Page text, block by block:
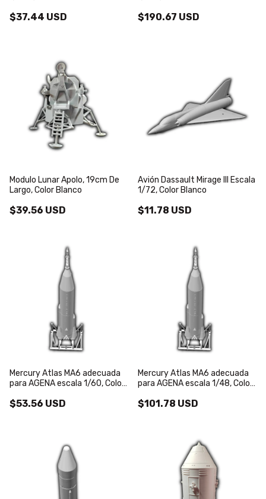
$37.44 USD $190.67 USD
Modulo Lunar Apolo, 19cm De
Largo, Color Blanco
$39.56 USD
Avión Dassault Mirage III Escala
1/72, Color Blanco
$11.78 USD
Mercury Atlas MA6 adecuada
para AGENA escala 1/60, Color
$53.56 USD
Mercury Atlas MA6 adecuada
para AGENA escala 1/48, Color
$101.78 USD